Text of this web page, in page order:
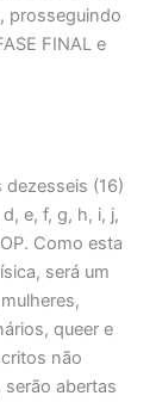
prosseguindo
FINAL e
(16)
e, f, g, h, i, j,
Como esta
será um
queer e
não
abertas